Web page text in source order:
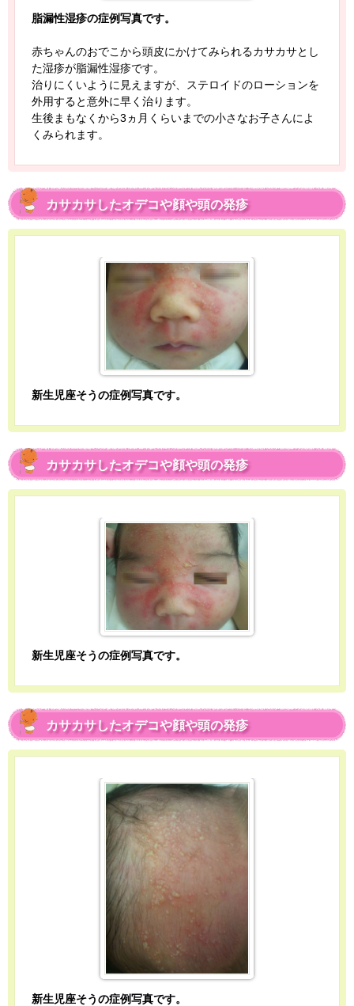
脂漏性湿疹の症例写真です。
赤ちゃんのおでこから頭皮にかけてみられるカサカサとし
た湿疹が脂漏性湿疹です。
治りにくいように見えますが、ステロイドのローションを
外用すると意外に早く治ります。
生後まもなくから3ヵ月くらいまでの小さなお子さんによ
くみられます。
カサカサしたオデコや顔や頭の発疹
新生児座そうの症例写真です。
カサカサしたオデコや顔や頭の発疹
新生児座そうの症例写真です。
カサカサしたオデコや顔や頭の発疹
新生児座そうの症例写真です。